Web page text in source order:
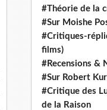
#Théorie de la
#Sur Moishe
#Critiques-
films)
#Recensions &
#Sur Robert
#Critique des
de la Raison